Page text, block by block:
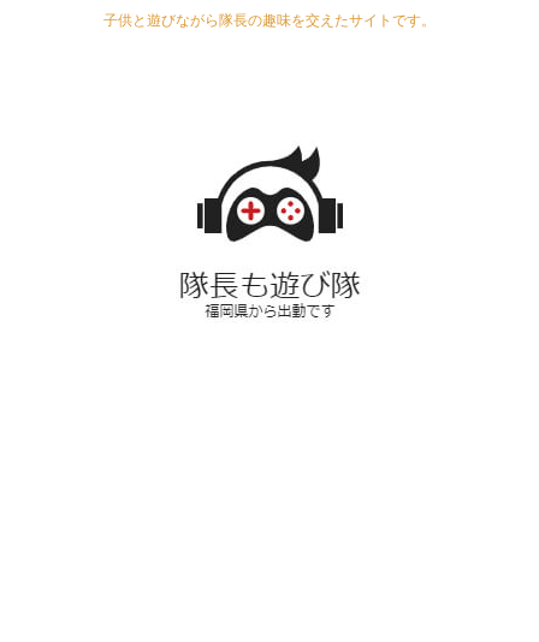
子供と遊びながら隊長の趣味を交えたサイトです。